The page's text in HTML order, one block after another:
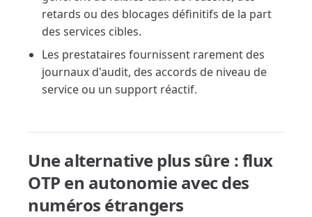
retards ou des blocages définitifs de la part
des services cibles.
Les prestataires fournissent rarement des
journaux d'audit, des accords de niveau de
service ou un support réactif.
Une alternative plus sûre : flux
OTP en autonomie avec des
numéros étrangers